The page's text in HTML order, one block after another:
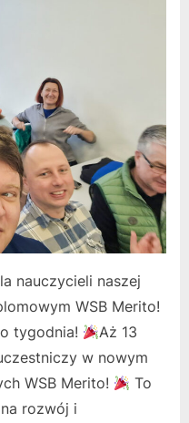
nauczycieli naszej
WSB Merito!
tygodnia!
Aż 13
w nowym
WSB Merito!
To
rozwój i